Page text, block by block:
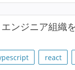
ンジニア組織
react